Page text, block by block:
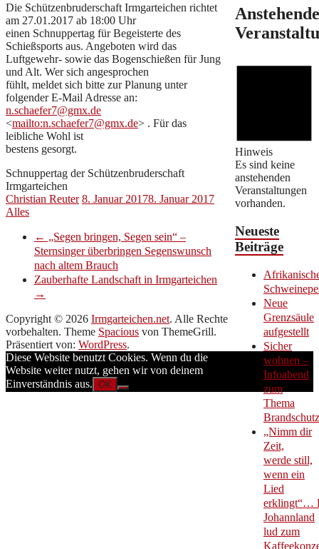
Die Schützenbruderschaft Irmgarteichen richtet
am 27.01.2017 ab 18:00 Uhr
einen Schnuppertag für Begeisterte des
Schießsports aus. Angeboten wird das
Luftgewehr- sowie das Bogenschießen für Jung
und Alt. Wer sich angesprochen
fühlt, meldet sich bitte zur Planung unter
folgender E-Mail Adresse an:
n.schaefer7@gmx.de
<mailto:n.schaefer7@gmx.de> . Für das
leibliche Wohl ist
bestens gesorgt.
Schnuppertag der Schützenbruderschaft
Irmgarteichen
Christian Reuter 8. Januar 20178. Januar 2017
Alles
← „Segen bringen, Segen sein“ –
Sternsinger überbringen Segenswunsch
nach altem Brauch
Zauberhafte Landschaft in Irmgarteichen
→
Anstehende
Hinweis
Es sind keine
anstehenden
Veranstaltungen
vorhanden.
Neueste
Beiträge
Neue
Grenzsäule
aufgestellt
Sicher
wohnen –
Infoabend
zum
Thema
Brandschutz
„Nimm dir
Zeit,
werde still,
wenn ein
Lied
erklingt“…
Johannland
lud zum
Copyright © 2026 Irmgarteichen.net. Alle Rechte
vorbehalten. Theme Spacious von ThemeGrill.
Präsentiert von: WordPress.
Diese Website benutzt Cookies. Wenn du die
Website weiter nutzt, gehen wir von deinem
Einverständnis aus. OK